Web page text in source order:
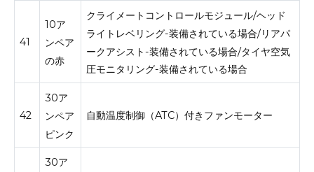
41
10ア
ンペア
の赤
クライメートコントロールモジュール/ヘッド
ライトレベリング-装備されている場合/リアパ
ークアシスト-装備されている場合/タイヤ空気
圧モニタリング-装備されている場合
42
30ア
ンペア
ピンク
自動温度制御（ATC）付きファンモーター
30ア